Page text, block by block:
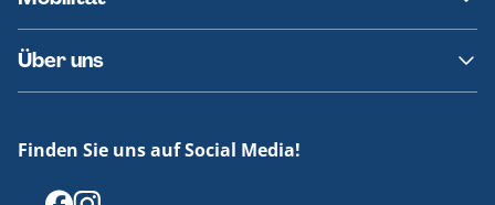
Fundsachen
Häufige Fragen
Barrierefreies Reisen
Erklärung Barrierefreiheit
Über uns
Offenlegungen
Finden Sie uns auf Social Media!